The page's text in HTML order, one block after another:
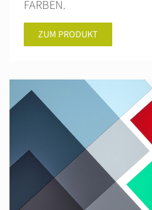
FARBEN.
ZUM PRODUKT